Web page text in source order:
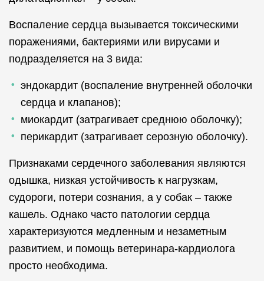
Воспаление сердца вызывается токсическими
поражениями, бактериями или вирусами и
подразделяется на 3 вида:
эндокардит (воспаление внутренней оболочки
сердца и клапанов);
миокардит (затрагивает среднюю оболочку);
перикардит (затрагивает серозную оболочку).
Признаками сердечного заболевания являются
одышка, низкая устойчивость к нагрузкам,
судороги, потери сознания, а у собак – также
кашель. Однако часто патологии сердца
характеризуются медленным и незаметным
развитием, и помощь ветеринара-кардиолога
просто необходима.